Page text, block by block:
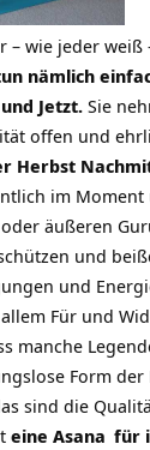
– wie jeder
nämlich
Jetzt. Sie
offen und
Herbst
im Moment
äußeren
und
und
Für und
manche
Form
sind die
eine Asana für